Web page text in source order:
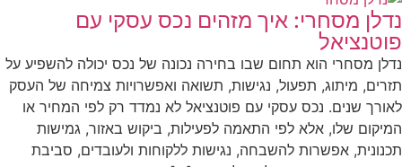
מסחרי: איך מזהים נכס עסקי עם
מסחרי הוא תחום שבו בחירה נכונה של נכס יכולה להשפיע על
מיתוג, תפעול, נגישות, תשואה ואפשרויות צמיחה של העסק
שנים. נכס עסקי עם פוטנציאל לא נמדד רק לפי המחיר או
שלו, אלא לפי התאמה לפעילות, ביקוש באזור, גמישות
אפשרות להשבחה, נגישות ללקוחות ולעובדים, סביבת